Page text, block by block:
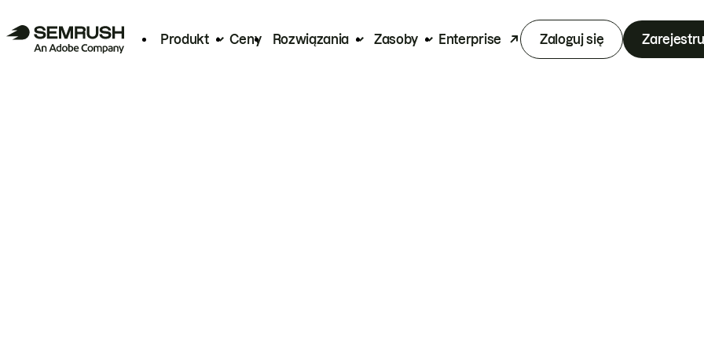
Produkt Ceny Rozwiązania Zasoby Enterprise Zaloguj się